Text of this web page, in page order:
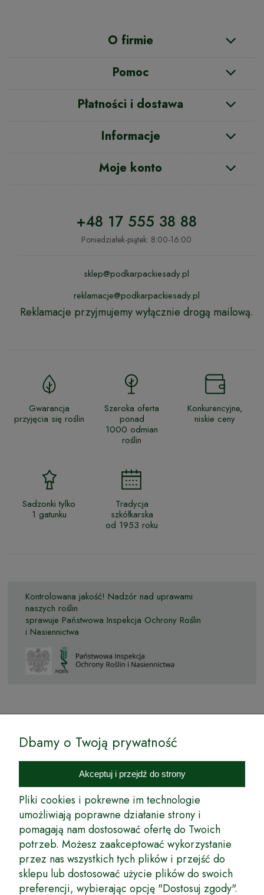
O firmie
Pomoc
Płatności i dostawa
Informacje
Moje konto
+48 17 555 38 88
Poniedziałek-piątek: 8:00-16:00
sklep@podkarpackiesady.pl
reklamacje@podkarpackiesady.pl
Reklamacje przyjmujemy wyłącznie drogą mailową.
Gwarancja
przyjęcia się roślin
Szeroka oferta
ponad
1000 odmian
roślin
Konkurencyjne,
niskie ceny
Sadzonki tylko
1 gatunku
Tradycja
szkółkarska
od 1953 roku
Kontrolowana jakość! Nadzór nad uprawami
naszych roślin
sprawuje Państwowa Inspekcja Ochrony Roślin
i Nasiennictwa
Internetowy Sklep Ogrodniczy Podkarpackie Sady to inicjatywa
podkarpackich szkółkarzy, której zamierzeniem jest wprowadzenie na
rynek wysokiej jakości drzewek owocowych, drzewek ozdobnych oraz
innych produktów pozwalających na uprawianie zarówno małych, jak
i dużych sadów oraz ogrodów.
Wspólnie stworzyliśmy dla Państwa kompleksową ofertę - wspaniałe
produkty, dary ziemi ze szkółek drzewek ozdobnych i owocowych,
których tradycje sięgają roku 1953. Drzewka produkowane są
z najwyższą starannością przez trzecie pokolenie plantatorów.
Długoletnie Doświadczenie sprawiło, że wszystkie drzewka cechuje
duża odporność na zmienne warunki atmosferyczne naszego klimatu
Dbamy o Twoją prywatność
Akceptuj i przejdź do strony
Pliki cookies i pokrewne im technologie
umożliwiają poprawne działanie strony i
pomagają nam dostosować ofertę do Twoich
potrzeb. Możesz zaakceptować wykorzystanie
przez nas wszystkich tych plików i przejść do
sklepu lub dostosować użycie plików do swoich
preferencji, wybierając opcję "Dostosuj zgody".